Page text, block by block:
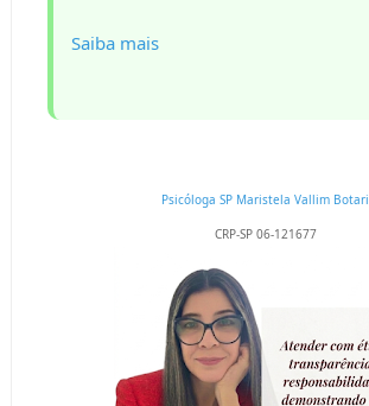
Saiba mais
Psicóloga SP Maristela Vallim Botari
CRP-SP 06-121677